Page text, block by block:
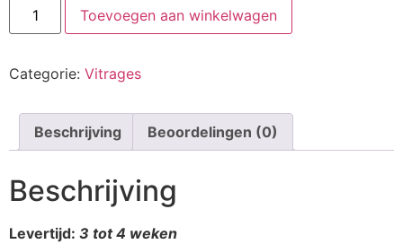
Toevoegen aan winkelwagen
Categorie: Vitrages
Beschrijving Beoordelingen (0)
Beschrijving
Levertijd: 3 tot 4 weken